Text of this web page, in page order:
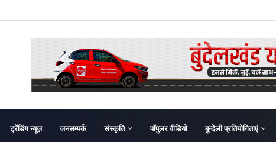
ट्रेंडिंग न्यूज़ जनसम्पर्क संस्कृति पॉपुलर वीडियो बुन्देली प्रतियोगिताएं